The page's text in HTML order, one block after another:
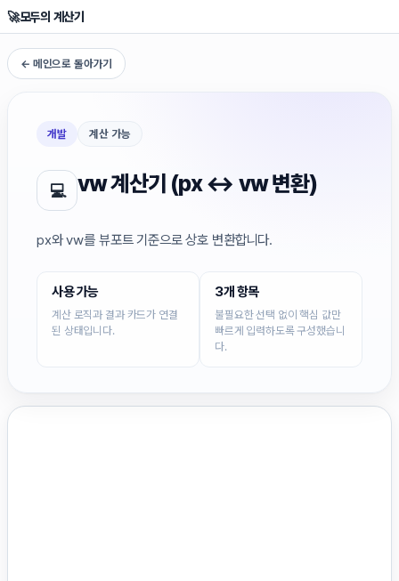
🚀모두의 계산기
← 메인으로 돌아가기
개발 계산 가능
💻 vw 계산기 (px ↔ vw 변환)
px와 vw를 뷰포트 기준으로 상호 변환합니다.
사용 가능
계산 로직과 결과 카드가 연결
된 상태입니다.
3개 항목
불필요한 선택 없이 핵심 값만
빠르게 입력하도록 구성했습니
다.